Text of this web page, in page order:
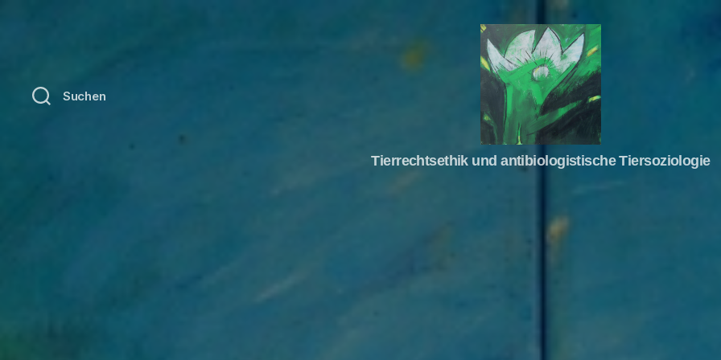
Tierrechte
Tierrechtsethik und antibiologistische Tiersoziologie
Suchen